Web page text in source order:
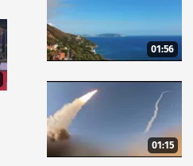
01:56
01:15